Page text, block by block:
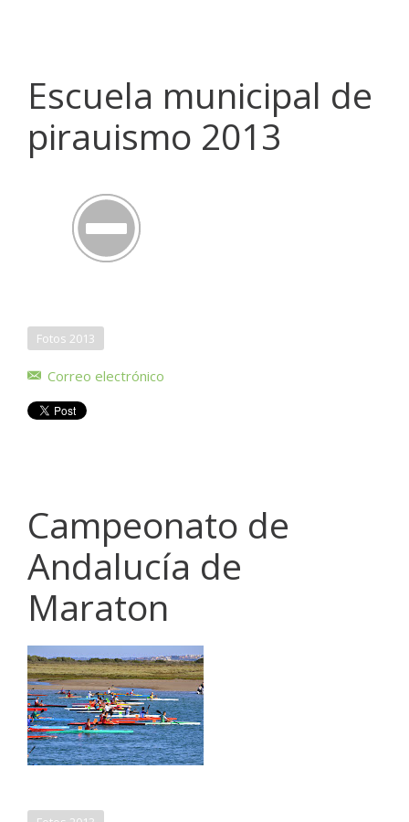
Escuela municipal de
pirauismo 2013
Fotos 2013
Correo electrónico
Campeonato de
Andalucía de
Maraton